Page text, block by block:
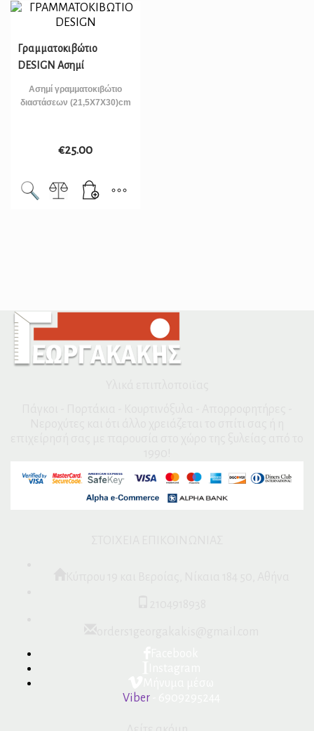
Γραμματοκιβώτιο
DESIGN Ασημί
Ασημί γραμματοκιβώτιο
διαστάσεων (21,5X7X30)cm
€25.00
Viber- 6909295244